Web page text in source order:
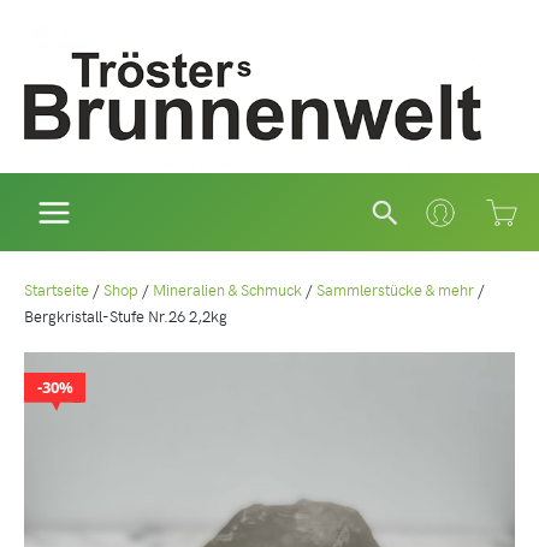
Suchen
Startseite /Shop / Mineralien & Schmuck /Sammlerstücke & mehr /
Bergkristall-Stufe Nr.26 2,2kg
30%